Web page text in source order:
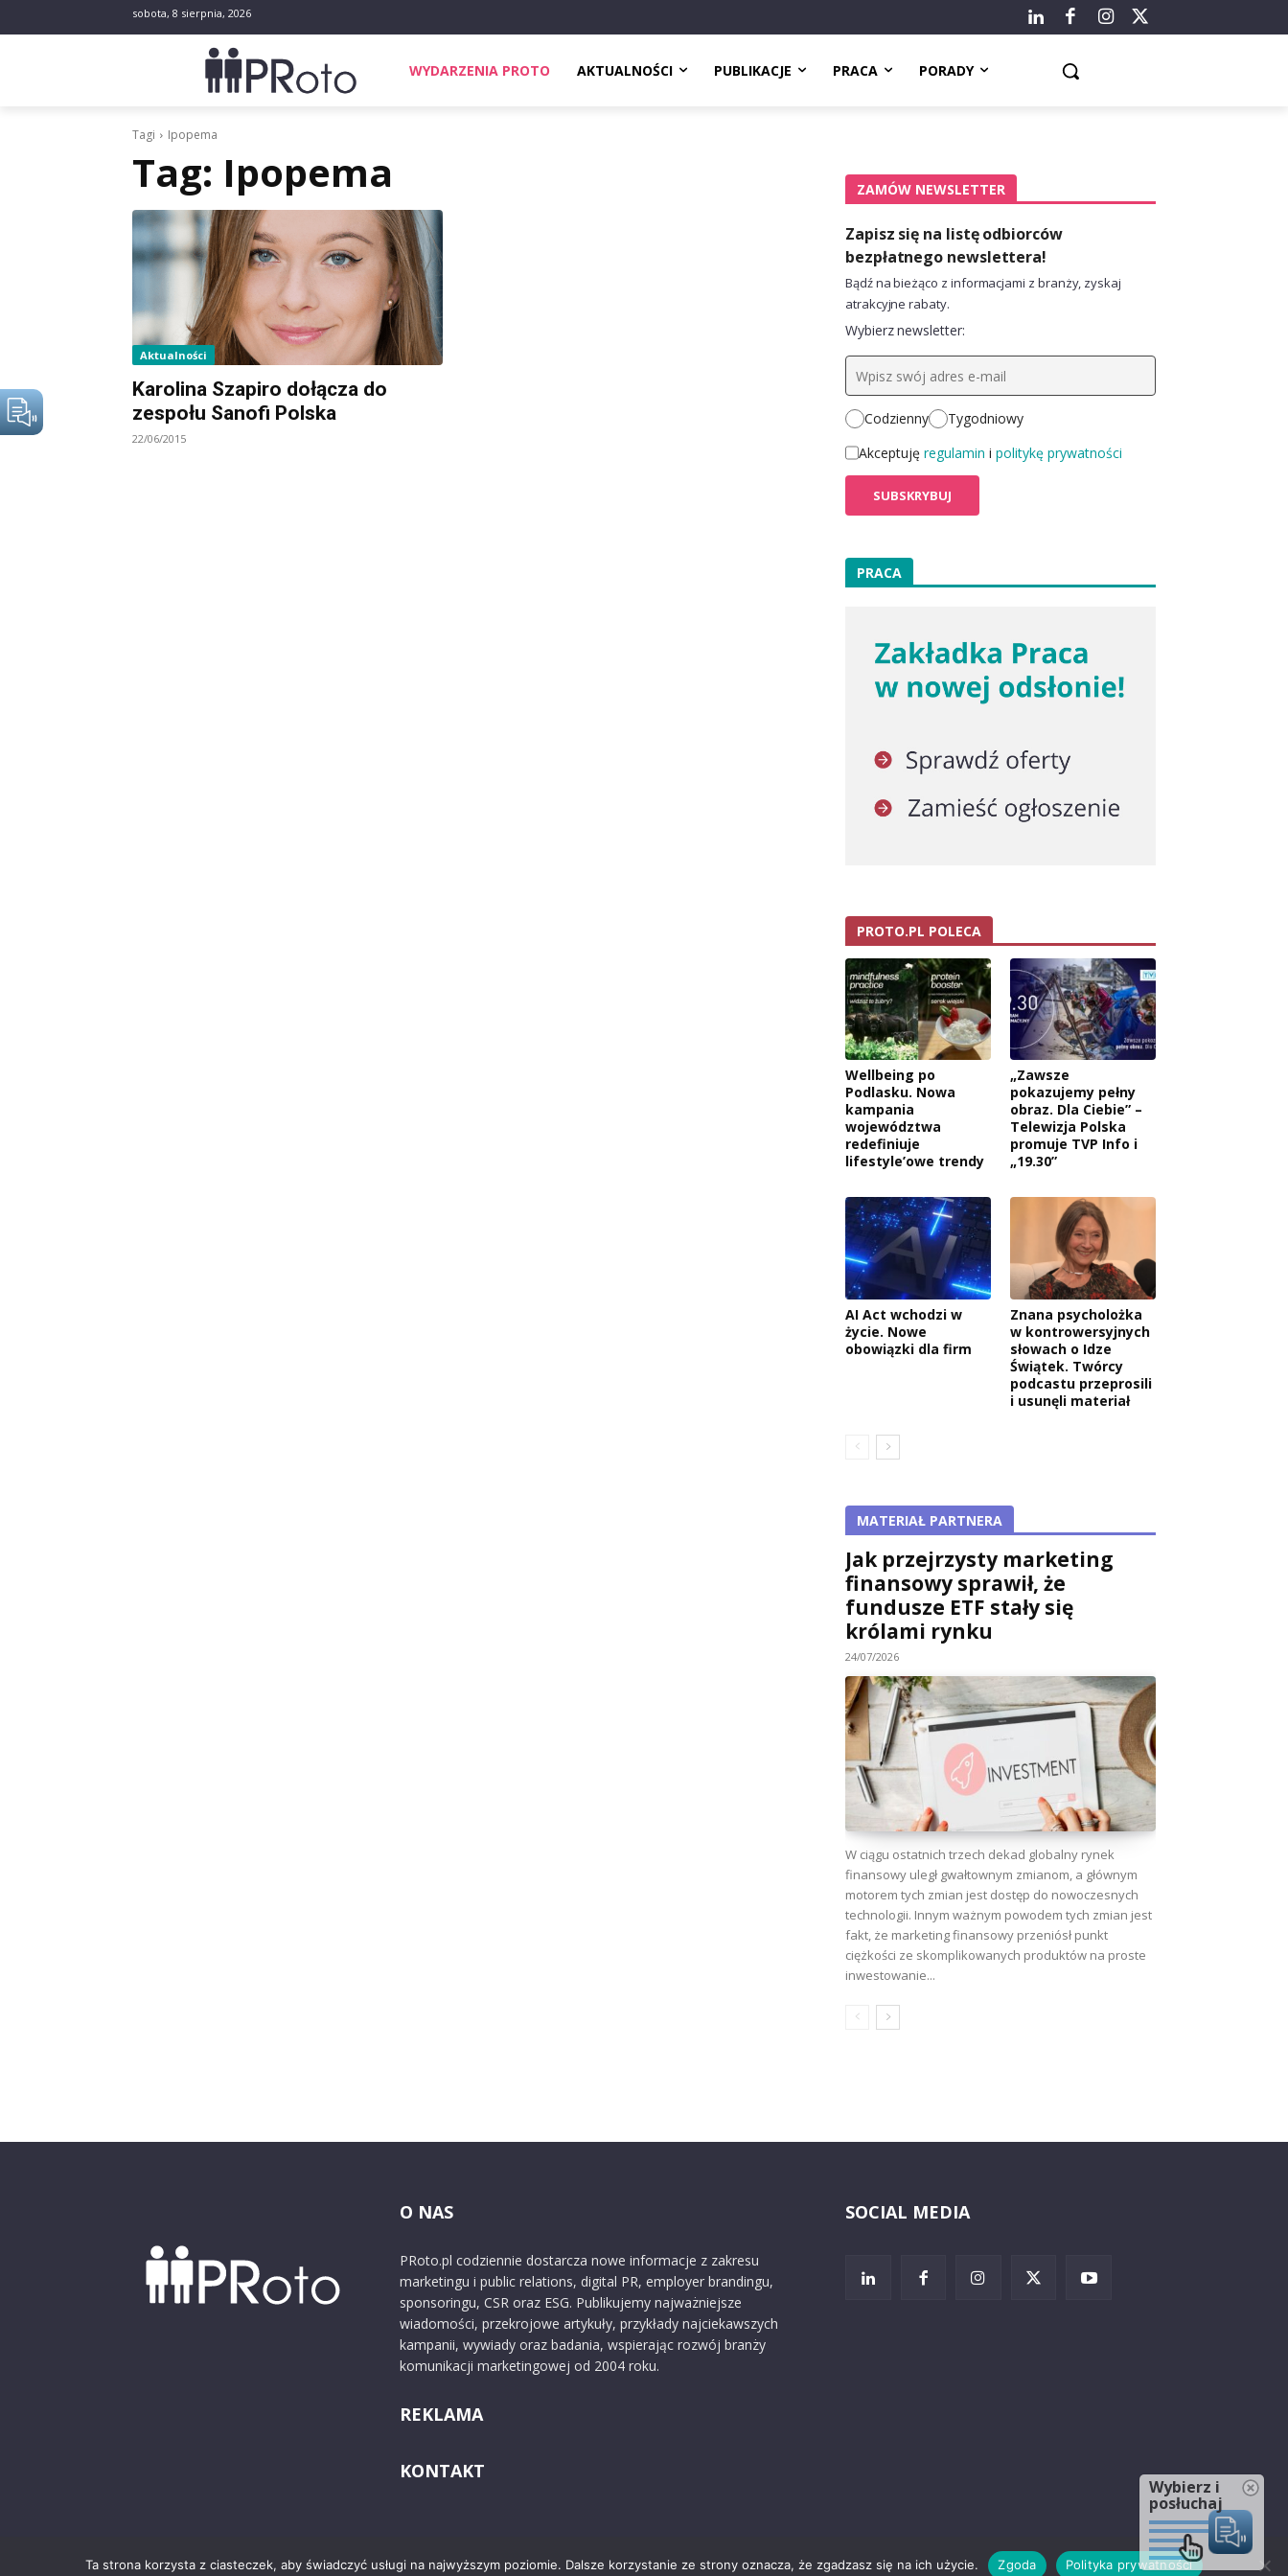
sobota, 8 sierpnia, 2026
WYDARZENIA PROTO AKTUALNOŚCI PUBLIKACJE PRACA PORADY
Tagi Ipopema
Tag: Ipopema
Aktualności
Karolina Szapiro dołącza do
zespołu Sanofi Polska
22/06/2015
ZAMÓW NEWSLETTER
Zapisz się na listę odbiorców
bezpłatnego newslettera!
Bądź na bieżąco z informacjami z branży, zyskaj
atrakcyjne rabaty.
Wybierz newsletter:
Codzienny
Tygodniowy
Akceptuję regulamin i politykę prywatności
PRACA
PROTO.PL POLECA
Wellbeing po
Podlasku. Nowa
kampania
województwa
redefiniuje
lifestyle’owe trendy
„Zawsze
pokazujemy pełny
obraz. Dla Ciebie” –
Telewizja Polska
promuje TVP Info i
„19.30”
AI Act wchodzi w
życie. Nowe
obowiązki dla firm
Znana psycholożka
w kontrowersyjnych
słowach o Idze
Świątek. Twórcy
podcastu przeprosili
i usunęli materiał
MATERIAŁ PARTNERA
Jak przejrzysty marketing
finansowy sprawił, że
fundusze ETF stały się
królami rynku
24/07/2026
W ciągu ostatnich trzech dekad globalny rynek
finansowy uległ gwałtownym zmianom, a głównym
motorem tych zmian jest dostęp do nowoczesnych
technologii. Innym ważnym powodem tych zmian jest
fakt, że marketing finansowy przeniósł punkt
ciężkości ze skomplikowanych produktów na proste
inwestowanie...
O NAS
PRoto.pl codziennie dostarcza nowe informacje z zakresu
marketingu i public relations, digital PR, employer brandingu,
sponsoringu, CSR oraz ESG. Publikujemy najważniejsze
wiadomości, przekrojowe artykuły, przykłady najciekawszych
kampanii, wywiady oraz badania, wspierając rozwój branży
komunikacji marketingowej od 2004 roku.
REKLAMA
KONTAKT
SOCIAL MEDIA
Ta strona korzysta z ciasteczek, aby świadczyć usługi na najwyższym poziomie. Dalsze korzystanie ze strony oznacza, że zgadzasz się na ich użycie. Zgoda Polityka prywatności
Wybierz i
posłuchaj